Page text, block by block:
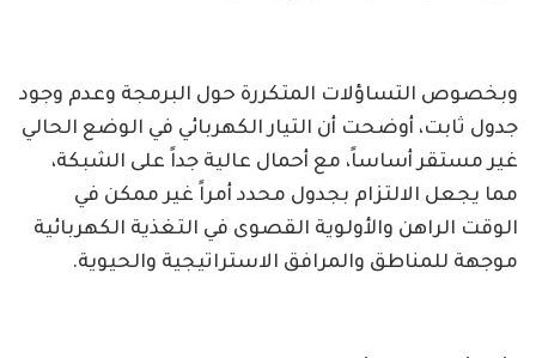
وبخصوص التساؤلات المتكررة حول البرمجة وعدم وجود
جدول ثابت، أوضحت أن التيار الكهربائي في الوضع الحالي
غير مستقر أساساً، مع أحمال عالية جداً على الشبكة،
مما يجعل الالتزام بجدول محدد أمراً غير ممكن في
الوقت الراهن والأولوية القصوى في التغذية الكهربائية
موجهة للمناطق والمرافق الاستراتيجية والحيوية.